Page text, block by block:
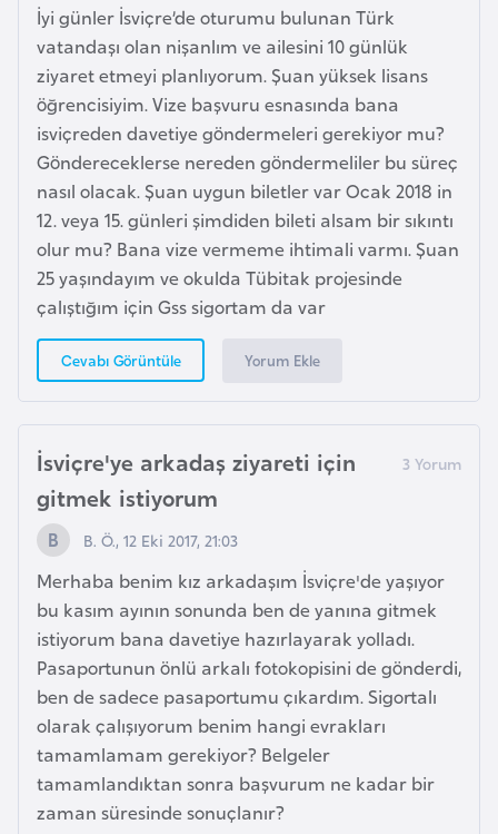
İyi günler İsviçre’de oturumu bulunan Türk
vatandaşı olan nişanlım ve ailesini 10 günlük
ziyaret etmeyi planlıyorum. Şuan yüksek lisans
öğrencisiyim. Vize başvuru esnasında bana
isviçreden davetiye göndermeleri gerekiyor mu?
Göndereceklerse nereden göndermeliler bu süreç
nasıl olacak. Şuan uygun biletler var Ocak 2018 in
12. veya 15. günleri şimdiden bileti alsam bir sıkıntı
olur mu? Bana vize vermeme ihtimali varmı. Şuan
25 yaşındayım ve okulda Tübitak projesinde
çalıştığım için Gss sigortam da var
Cevabı Görüntüle Yorum Ekle
İsviçre'ye arkadaş ziyareti için
gitmek istiyorum
B. Ö., 12 Eki 2017, 21:03
Merhaba benim kız arkadaşım İsviçre'de yaşıyor
bu kasım ayının sonunda ben de yanına gitmek
istiyorum bana davetiye hazırlayarak yolladı.
Pasaportunun önlü arkalı fotokopisini de gönderdi,
ben de sadece pasaportumu çıkardım. Sigortalı
olarak çalışıyorum benim hangi evrakları
tamamlamam gerekiyor? Belgeler
tamamlandıktan sonra başvurum ne kadar bir
zaman süresinde sonuçlanır?
r
e
G
ü
n
e
y
S
u
d
a
u
y
a
n
a
H
i
n
d
i
s
t